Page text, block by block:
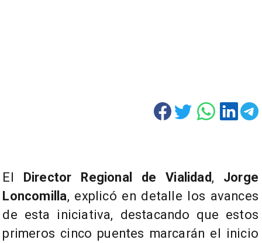
El Director Regional de Vialidad , Jorge
Loncomilla, explicó en detalle los avances
de esta iniciativa, destacando que estos
primeros cinco puentes marcarán el inicio